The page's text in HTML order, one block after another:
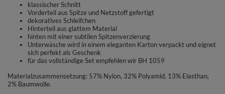
klassischer Schnitt
Vorderteil aus Spitze und Netzstoff gefertigt
dekoratives Schleifchen
Hinterteil aus glattem Material
hinten mit einer subtilen Spitzenverzierung
Unterwäsche wird in einem eleganten Karton verpackt und eignet
sich perfekt als Geschenk
für das vollständige Set empfehlen wir BH 1059
Materialzusammensetzung: 57% Nylon, 32% Polyamid, 13% Elasthan,
2% Baumwolle.